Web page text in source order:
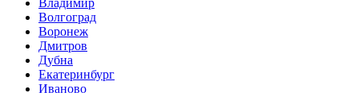
Владимир
Волгоград
Воронеж
Дмитров
Дубна
Екатеринбург
Иваново